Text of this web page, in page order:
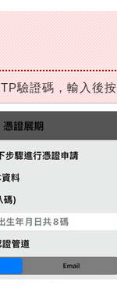
驗證碼，輸入後按